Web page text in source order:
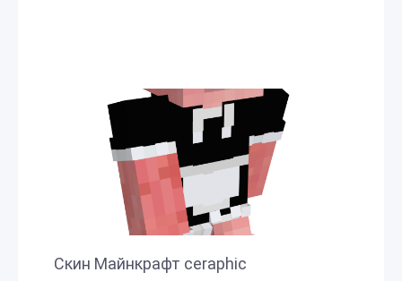
Скин Майнкрафт ceraphic